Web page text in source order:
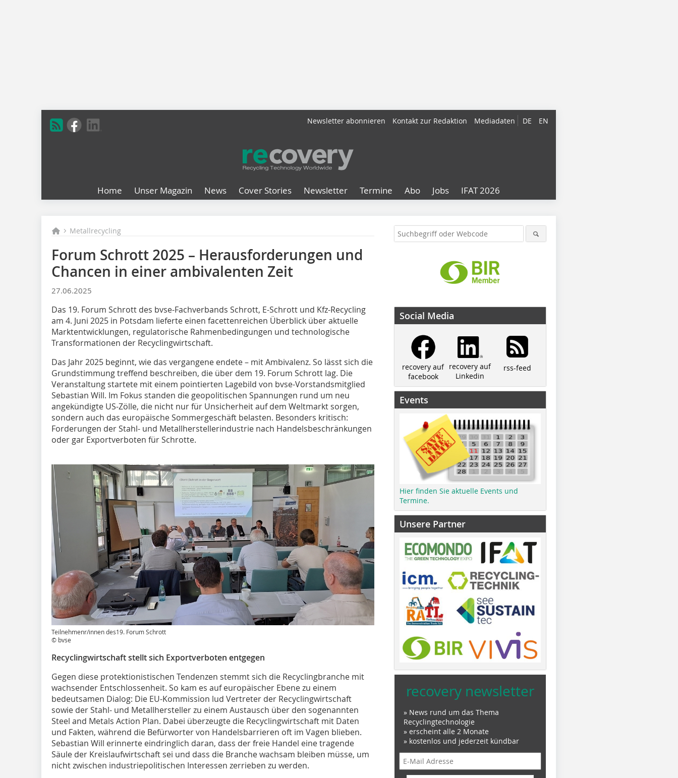
DE EN
Newsletter abonnieren Kontakt zur Redaktion Mediadaten
Home Unser Magazin News Cover Stories Newsletter Termine Abo Jobs IFAT 2026
Metallrecycling
Forum Schrott 2025 – Herausforderungen und
Chancen in einer ambivalenten Zeit
27.06.2025
Das 19. Forum Schrott des bvse-Fachverbands Schrott, E-Schrott und Kfz-Recycling
am 4. Juni 2025 in Potsdam lieferte einen facettenreichen Überblick über aktuelle
Marktentwicklungen, regulatorische Rahmenbedingungen und technologische
Transformationen der Recyclingwirtschaft.
Das Jahr 2025 beginnt, wie das vergangene endete – mit Ambivalenz. So lässt sich die
Grundstimmung treffend beschreiben, die über dem 19. Forum Schrott lag. Die
Veranstaltung startete mit einem pointierten Lagebild von bvse-Vorstandsmitglied
Sebastian Will. Im Fokus standen die geopolitischen Spannungen rund um neu
angekündigte US-Zölle, die nicht nur für Unsicherheit auf dem Weltmarkt sorgen,
sondern auch das europäische Sommergeschäft belasten. Besonders kritisch:
Forderungen der Stahl- und Metallherstellerindustrie nach Handelsbeschränkungen
oder gar Exportverboten für Schrotte.
Teilnehmenr/innen des19. Forum Schrott
© bvse
Recyclingwirtschaft stellt sich Exportverboten entgegen
Gegen diese protektionistischen Tendenzen stemmt sich die Recyclingbranche mit
wachsender Entschlossenheit. So kam es auf europäischer Ebene zu einem
bedeutsamen Dialog: Die EU-Kommission lud Vertreter der Recyclingwirtschaft
sowie der Stahl- und Metallhersteller zu einem Austausch über den sogenannten
Steel and Metals Action Plan. Dabei überzeugte die Recyclingwirtschaft mit Daten
und Fakten, während die Befürworter von Handelsbarrieren oft im Vagen blieben.
Sebastian Will erinnerte eindringlich daran, dass der freie Handel eine tragende
Säule der Kreislaufwirtschaft sei und dass die Branche wachsam bleiben müsse, um
nicht zwischen industriepolitischen Interessen zerrieben zu werden.
Social Media
recovery auf
facebook
recovery auf
Linkedin
rss-feed
Events
Hier finden Sie aktuelle Events und
Termine.
Unsere Partner
recovery newsletter
» News rund um das Thema
Recyclingtechnologie
» erscheint alle 2 Monate
» kostenlos und jederzeit kündbar